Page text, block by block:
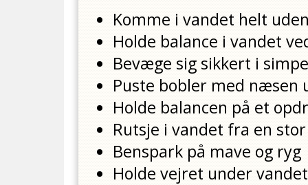
Komme i vandet helt
Holde balance i vandet
Bevæge sig sikkert i
Puste bobler med næsen
Holde balancen på et
Rutsje i vandet fra en
Benspark på mave og ryg
Holde vejret under